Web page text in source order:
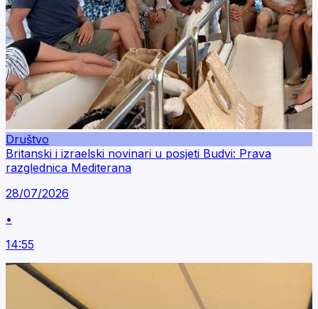
Društvo
Britanski i izraelski novinari u posjeti Budvi: Prava
razglednica Mediterana
28/07/2026
•
14:55